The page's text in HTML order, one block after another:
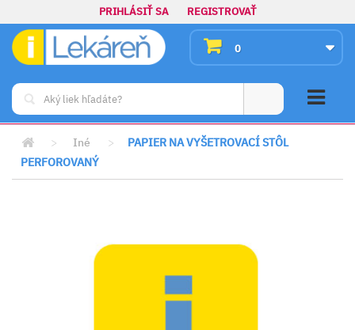
PRIHLÁSIŤ SA REGISTROVAŤ
0
> Iné >
PAPIER NA VYŠETROVACÍ STÔL
PERFOROVANÝ